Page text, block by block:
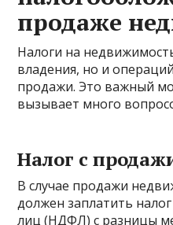
продаже
Налоги на
владения, но и
продажи. Это важный
вызывает много
Налог с
В случае продажи
должен заплатить
лиц (НДФЛ) с разницы